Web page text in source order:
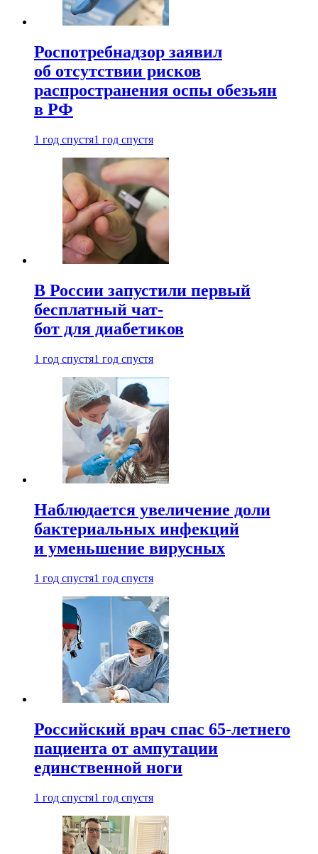
Роспотребнадзор заявил
об отсутствии рисков
распространения оспы обезьян
в РФ
1 год спустя1 год спустя
В России запустили первый
бесплатный чат-
бот для диабетиков
1 год спустя1 год спустя
Наблюдается увеличение доли
бактериальных инфекций
и уменьшение вирусных
1 год спустя1 год спустя
Российский врач спас 65-летнего
пациента от ампутации
единственной ноги
1 год спустя1 год спустя